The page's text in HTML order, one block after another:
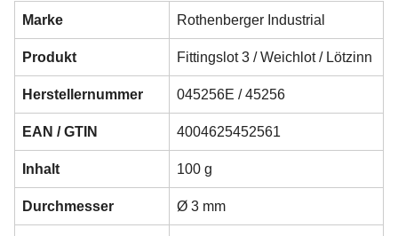
Marke Rothenberger Industrial
Produkt Fittingslot 3 / Weichlot / Lötzinn
Herstellernummer 045256E / 45256
EAN / GTIN 4004625452561
Inhalt 100 g
Durchmesser Ø 3 mm